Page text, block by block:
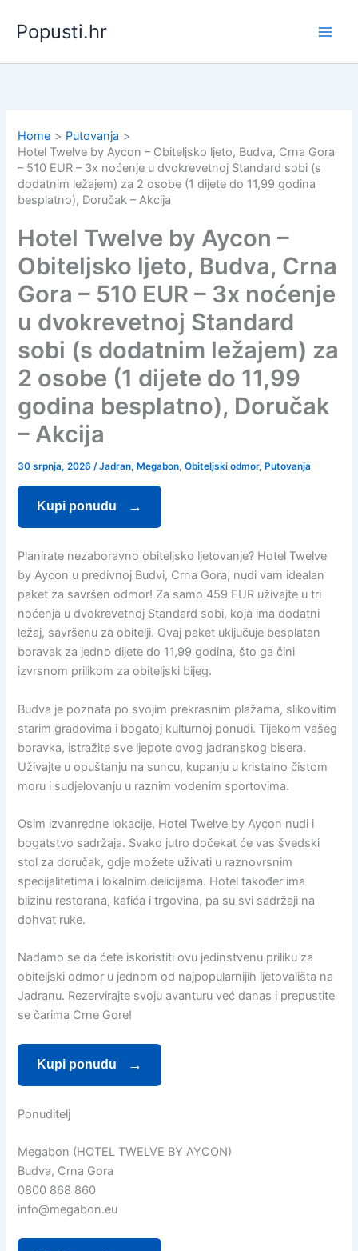
content
Popusti.hr
Home
Putovanja
Hotel Twelve by Aycon – Obiteljsko ljeto, Budva, Crna Gora
– 510 EUR – 3x noćenje u dvokrevetnoj Standard sobi (s
dodatnim ležajem) za 2 osobe (1 dijete do 11,99 godina
besplatno), Doručak – Akcija
Hotel Twelve by Aycon –
Obiteljsko ljeto, Budva, Crna
Gora – 510 EUR – 3x noćenje
u dvokrevetnoj Standard
sobi (s dodatnim ležajem) za
2 osobe (1 dijete do 11,99
godina besplatno), Doručak
– Akcija
30 srpnja, 2026/Jadran, Megabon,Obiteljski odmor, Putovanja
Kupi ponudu
Planirate nezaboravno obiteljsko ljetovanje? Hotel Twelve
by Aycon u predivnoj Budvi, Crna Gora, nudi vam idealan
paket za savršen odmor! Za samo 459 EUR uživajte u tri
noćenja u dvokrevetnoj Standard sobi, koja ima dodatni
ležaj, savršenu za obitelji. Ovaj paket uključuje besplatan
boravak za jedno dijete do 11,99 godina, što ga čini
izvrsnom prilikom za obiteljski bijeg.
Budva je poznata po svojim prekrasnim plažama, slikovitim
starim gradovima i bogatoj kulturnoj ponudi. Tijekom vašeg
boravka, istražite sve ljepote ovog jadranskog bisera.
Uživajte u opuštanju na suncu, kupanju u kristalno čistom
moru i sudjelovanju u raznim vodenim sportovima.
Osim izvanredne lokacije, Hotel Twelve by Aycon nudi i
bogatstvo sadržaja. Svako jutro dočekat će vas švedski
stol za doručak, gdje možete uživati u raznovrsnim
specijalitetima i lokalnim delicijama. Hotel također ima
blizinu restorana, kafića i trgovina, pa su svi sadržaji na
dohvat ruke.
Nadamo se da ćete iskoristiti ovu jedinstvenu priliku za
obiteljski odmor u jednom od najpopularnijih ljetovališta na
Jadranu. Rezervirajte svoju avanturu već danas i prepustite
se čarima Crne Gore!
Kupi ponudu
Ponuditelj
Megabon (HOTEL TWELVE BY AYCON)
Budva, Crna Gora
0800 868 860
info@megabon.eu